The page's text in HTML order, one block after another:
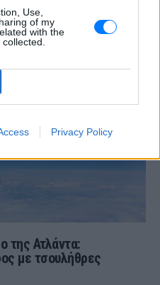
Use,
of my
with the
Privacy Policy
ο 4χρονος –
για ανθρωποκτονία
ενώ οι γονείς του παιδιού
ελεύθεροι μετά τη
της Ατλάντα:
με τσουλήθρες